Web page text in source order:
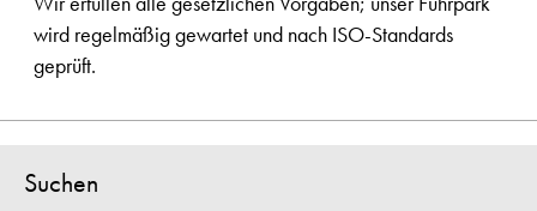
wird regelmäßig gewartet und nach ISO-Standards
geprüft.
Suchen